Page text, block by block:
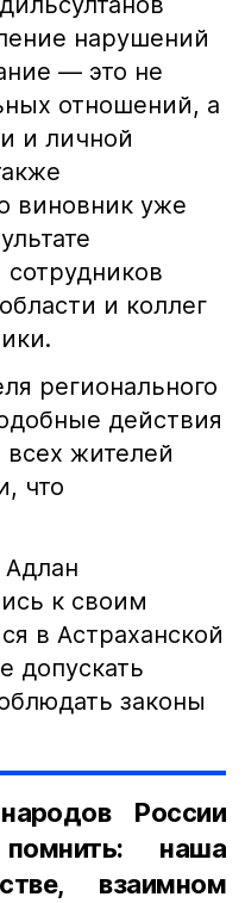
нарушений
— это не
отношений, а
и личной
виновник уже
и коллег
регионального
действия
всех жителей
что
к своим
в Астраханской
допускать
законы
России
наша
взаимном